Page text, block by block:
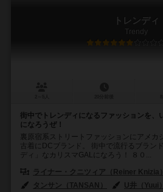
トレンディ
Trendy
街中でトレンディになるファッションを、
になろうぜ！
裏原宿系ストリートファッションにアメカ
古着にDCブランド。 街中で流行るブラン
ディ」なカリスマGALになろう！ ８０...
ライナー・クニツィア（Reiner Knizia）
タンサン（TANSAN）
U井（Yuui）